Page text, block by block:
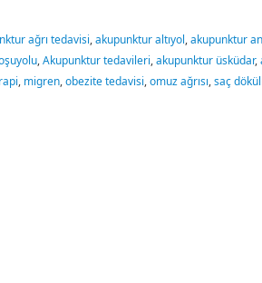
ağrı tedavisi,akupunktur altıyol,akupunktur
,Akupunktur tedavileri,akupunktur üsküdar,
, migren,obezite tedavisi,omuz ağrısı,saç